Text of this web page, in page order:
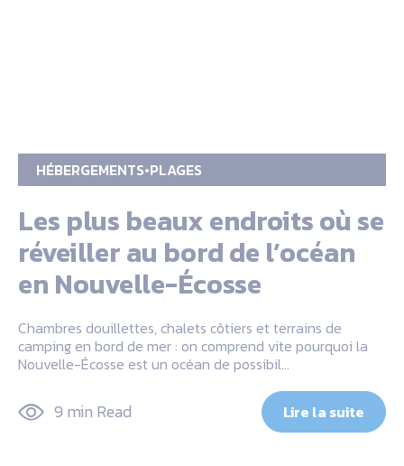
HÉBERGEMENTS PLAGES
Les plus beaux endroits où se
réveiller au bord de l’océan
en Nouvelle-Écosse
Chambres douillettes, chalets côtiers et terrains de
camping en bord de mer : on comprend vite pourquoi la
Nouvelle-Écosse est un océan de possibil…
9 min Read Lire la suite